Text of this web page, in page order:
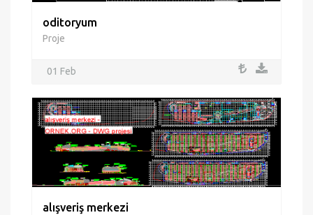
oditoryum
Proje
01 Feb
alışveriş merkezi